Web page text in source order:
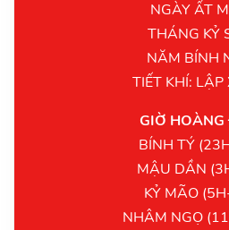
NGÀY ẤT
THÁNG KỶ
NĂM BÍNH
TIẾT KHÍ: LẬP
GIỜ
BÍNH TÝ
MẬU DẦN
KỶ MÃO
NHÂM NGỌ